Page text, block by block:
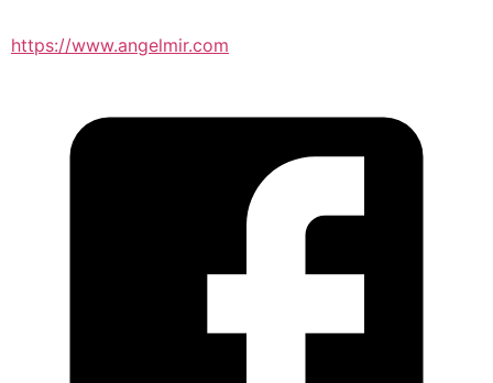
https://www.angelmir.com